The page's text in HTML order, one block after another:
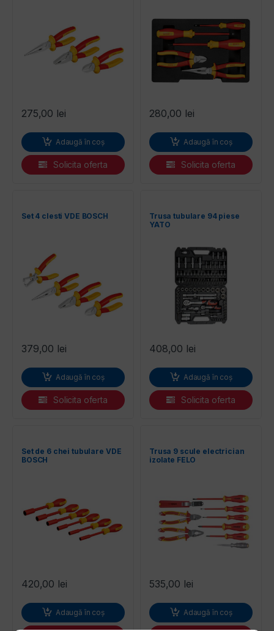
275,00 lei
Adaugă în coș
Solicita oferta
280,00 lei
Adaugă în coș
Solicita oferta
Set 4 clesti VDE BOSCH
379,00 lei
Adaugă în coș
Solicita oferta
Trusa tubulare 94 piese
YATO
408,00 lei
Adaugă în coș
Solicita oferta
Set de 6 chei tubulare VDE
BOSCH
420,00 lei
Adaugă în coș
Trusa 9 scule electrician
izolate FELO
535,00 lei
Adaugă în coș